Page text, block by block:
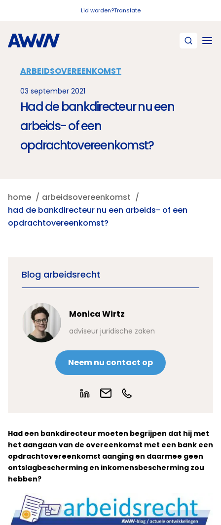
Lid worden?Translate
ARBEIDSOVEREENKOMST
03 september 2021
Had de bankdirecteur nu een
arbeids- of een
opdrachtovereenkomst?
home
arbeidsovereenkomst
had de bankdirecteur nu een arbeids- of een
opdrachtovereenkomst?
Blog arbeidsrecht
Monica Wirtz
adviseur juridische zaken
Neem nu contact op
Had een bankdirecteur moeten begrijpen dat hij met
het aangaan van de overeenkomst met een bank een
opdrachtovereenkomst aanging en daarmee geen
ontslagbescherming en inkomensbescherming zou
hebben?